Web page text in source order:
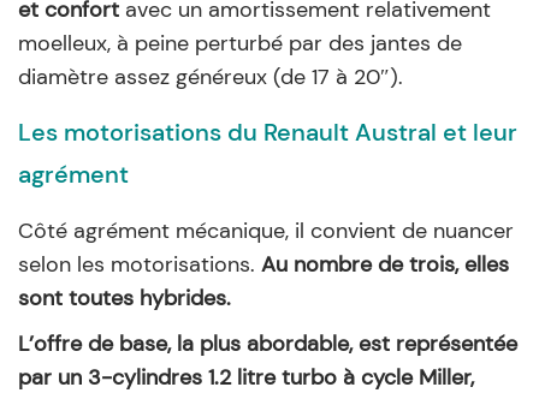
et confort avec un amortissement relativement
moelleux, à peine perturbé par des jantes de
diamètre assez généreux (de 17 à 20″).
Les motorisations du Renault Austral et leur
agrément
Côté agrément mécanique, il convient de nuancer
selon les motorisations. Au nombre de trois, elles
sont toutes hybrides.
L’offre de base, la plus abordable, est représentée
par un 3-cylindres 1.2 litre turbo à cycle Miller,